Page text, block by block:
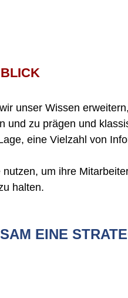
unser Wissen
und zu prägen und
eine Vielzahl von
um ihre
halten.
EINE